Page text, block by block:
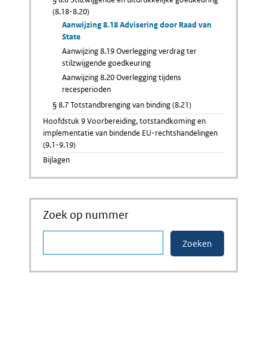
(8.18-8.20)
Aanwijzing 8.18 Advisering door Raad van
State
Aanwijzing 8.19 Overlegging verdrag ter
stilzwijgende goedkeuring
Aanwijzing 8.20 Overlegging tijdens
recesperioden
§ 8.7 Totstandbrenging van binding (8.21)
Hoofdstuk 9 Voorbereiding, totstandkoming en
implementatie van bindende EU-rechtshandelingen
(9.1-9.19)
Bijlagen
Zoek op nummer